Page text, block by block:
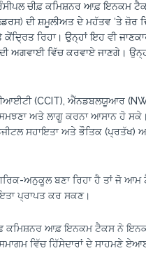
ਚੀਫ਼ ਕਮਿਸ਼ਨਰ ਆਫ਼ ਇਨਕਮ
ਦੀ ਸ਼ਮੂਲੀਅਤ ਦੇ ਮਹੱਤਵ ‘ਤੇ ਜ਼ੋਰ
ਰਿਹਾ। ਉਨ੍ਹਾਂ ਇਹ ਵੀ
ਅਗਵਾਈ ਵਿੱਚ ਕਰਵਾਏ ਜਾਣਗੇ।
(CCIT), ਐੱਨਡਬਲਯੂਆਰ
ਅਤੇ ਲਾਗੂ ਕਰਨਾ ਆਸਾਨ ਹੋ
ਸਹਾਇਤਾ ਅਤੇ ਭੌਤਿਕ
ਅਨੁਕੂਲ ਬਣਾ ਰਿਹਾ ਹੈ ਤਾਂ ਜੋ
ਪ੍ਰਾਪਤ ਕਰ ਸਕਣ।
ਕਮਿਸ਼ਨਰ ਆਫ਼ ਇਨਕਮ ਟੈਕਸ ਨੇ
ਵਿੱਚ ਹਿੱਸੇਦਾਰਾਂ ਦੇ ਸਾਹਮਣੇ